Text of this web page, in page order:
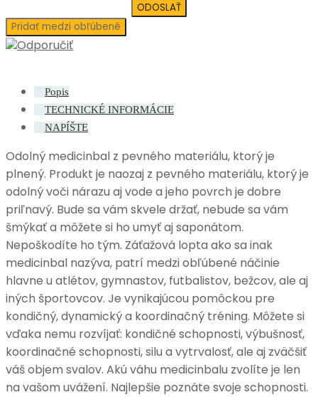
Pridať medzi obľúbené
Odporučiť
Popis
TECHNICKÉ INFORMÁCIE
NAPÍŠTE
Odolný medicinbal z pevného materiálu, ktorý je
plnený. Produkt je naozaj z pevného materiálu, ktorý je
odolný voči nárazu aj vode a jeho povrch je dobre
priľnavý. Bude sa vám skvele držať, nebude sa vám
šmýkať a môžete si ho umyť aj saponátom.
Nepoškodíte ho tým. Záťažová lopta ako sa inak
medicinbal nazýva, patrí medzi obľúbené náčinie
hlavne u atlétov, gymnastov, futbalistov, bežcov, ale aj
iných športovcov. Je vynikajúcou pomôckou pre
kondičný, dynamický a koordinačný tréning. Môžete si
vďaka nemu rozvíjať: kondičné schopnosti, výbušnosť,
koordinačné schopnosti, silu a vytrvalosť, ale aj zväčšiť
váš objem svalov. Akú váhu medicinbalu zvolíte je len
na vašom uvážení. Najlepšie poznáte svoje schopnosti.